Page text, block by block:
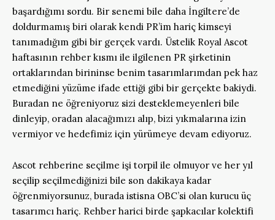
başardığımı sordu. Bir senemi bile daha İngiltere’de
doldurmamış biri olarak kendi PR’im hariç kimseyi
tanımadığım gibi bir gerçek vardı. Üstelik Royal Ascot
haftasının rehber kısmı ile ilgilenen PR şirketinin
ortaklarından birininse benim tasarımlarımdan pek haz
etmediğini yüzüme ifade ettiği gibi bir gerçekte bakiydi.
Buradan ne öğreniyoruz sizi desteklemeyenleri bile
dinleyip, oradan alacağımızı alıp, bizi yıkmalarına izin
vermiyor ve hedefimiz için yürümeye devam ediyoruz.
Ascot rehberine seçilme işi torpil ile olmuyor ve her yıl
seçilip seçilmediğinizi bile son dakikaya kadar
öğrenmiyorsunuz, burada istisna OBC’si olan kurucu üç
tasarımcı hariç. Rehber harici birde şapkacılar kolektifi